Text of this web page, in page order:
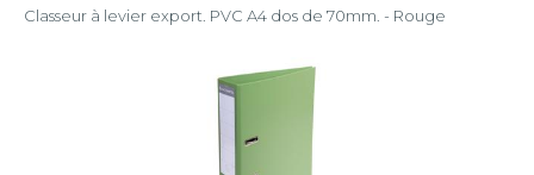
Classeur à levier export. PVC A4 dos de 70mm. - Rouge